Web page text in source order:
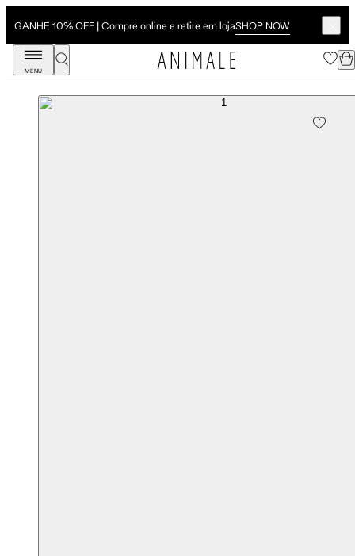
GANHE 10% OFF | Compre online e retire em lojaSHOP NOW
MENU